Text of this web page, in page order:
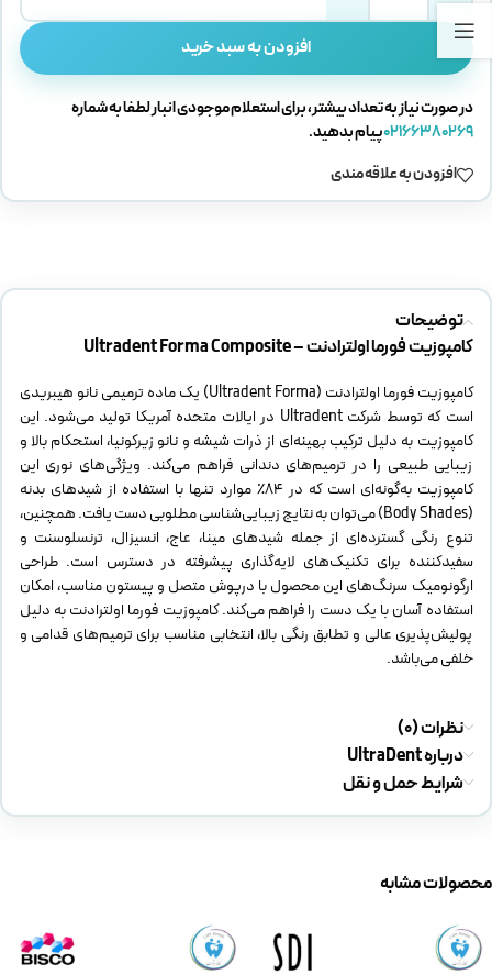
افزودن به سبد خرید
در صورت نیاز به تعداد بیشتر، برای استعلام موجودی انبار لطفا به شماره
02166380269پیام بدهید.
افزودن به علاقه مندی
توضیحات
کامپوزیت فورما اولترادنت – Ultradent Forma Composite
کامپوزیت فورما اولترادنت (Ultradent Forma) یک ماده ترمیمی نانو هیبریدی
است که توسط شرکت Ultradent در ایالات متحده آمریکا تولید می‌شود. این
کامپوزیت به دلیل ترکیب بهینه‌ای از ذرات شیشه و نانو زیرکونیا، استحکام بالا و
زیبایی طبیعی را در ترمیم‌های دندانی فراهم می‌کند.​ ویژگی‌های نوری این
کامپوزیت به‌گونه‌ای است که در ۸۴٪ موارد تنها با استفاده از شیدهای بدنه
(Body Shades) می‌توان به نتایج زیبایی‌شناسی مطلوبی دست یافت. همچنین،
تنوع رنگی گسترده‌ای از جمله شیدهای مینا، عاج، انسیزال، ترنسلوسنت و
سفیدکننده برای تکنیک‌های لایه‌گذاری پیشرفته در دسترس است.​ طراحی
ارگونومیک سرنگ‌های این محصول با درپوش متصل و پیستون مناسب، امکان
استفاده آسان با یک دست را فراهم می‌کند. کامپوزیت فورما اولترادنت به دلیل
پولیش‌پذیری عالی و تطابق رنگی بالا، انتخابی مناسب برای ترمیم‌های قدامی و
خلفی می‌باشد.​
نظرات (0)
درباره UltraDent
شرایط حمل و نقل
محصولات مشابه